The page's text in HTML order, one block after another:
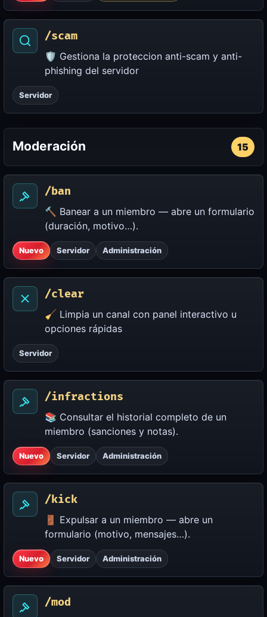
/scam
🛡️ Gestiona la proteccion anti-scam y anti-
phishing del servidor
Servidor
Moderación 15
/ban
🔨 Banear a un miembro — abre un formulario
(duración, motivo…).
Nuevo Servidor Administración
/clear
🧹 Limpia un canal con panel interactivo u
opciones rápidas
Servidor
/infractions
📚 Consultar el historial completo de un
miembro (sanciones y notas).
Nuevo Servidor Administración
/kick
🚪 Expulsar a un miembro — abre un
formulario (motivo, mensajes…).
Nuevo Servidor Administración
/mod